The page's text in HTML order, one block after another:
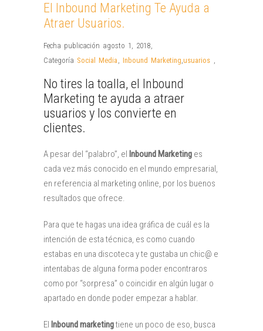
El Inbound Marketing Te Ayuda a
Atraer Usuarios.
Fecha publicación agosto 1, 2018,
Categoría Social Media , Inbound Marketing,usuarios ,
No tires la toalla, el Inbound
Marketing te ayuda a atraer
usuarios y los convierte en
clientes.
A pesar del “palabro”, el Inbound Marketing es
cada vez más conocido en el mundo empresarial,
en referencia al marketing online, por los buenos
resultados que ofrece.
Para que te hagas una idea gráfica de cuál es la
intención de esta técnica, es como cuando
estabas en una discoteca y te gustaba un chic@ e
intentabas de alguna forma poder encontraros
como por “sorpresa” o coincidir en algún lugar o
apartado en donde poder empezar a hablar.
El Inbound marketingtiene un poco de eso, busca